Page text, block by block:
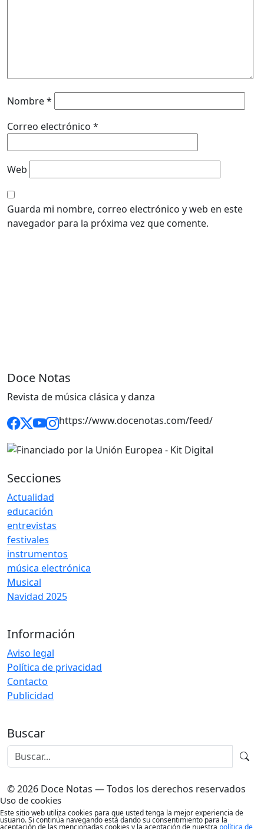
Nombre*
Correo electrónico *
Web
Guarda mi nombre, correo electrónico y web en este
navegador para la próxima vez que comente.
Doce Notas
Revista de música clásica y danza
https://www.docenotas.com/feed/
Secciones
Actualidad
educación
entrevistas
festivales
instrumentos
música electrónica
Musical
Navidad 2025
Información
Aviso legal
Política de privacidad
Contacto
Publicidad
Buscar
© 2026 Doce Notas — Todos los derechos reservados
Uso de cookies
Este sitio web utiliza cookies para que usted tenga la mejor experiencia de
usuario. Si continúa navegando está dando su consentimiento para la